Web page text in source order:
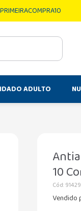
ADULTO
10
Cód:
Vendido